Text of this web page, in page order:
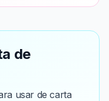
de
usar de carta